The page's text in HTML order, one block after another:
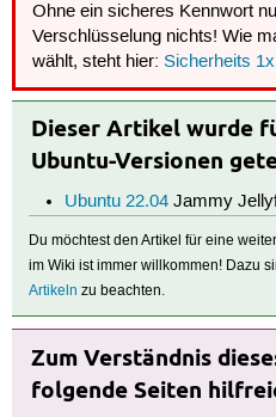
Ohne ein sicheres Kennwort
Verschlüsselung nichts! Wie
wählt, steht hier:Sicherheits
Dieser Artikel wurde
Ubuntu-Versionen
Ubuntu 22.04Jammy
Du möchtest den Artikel für eine
im Wiki ist immer willkommen! Dazu
Artikeln zu beachten.
Zum Verständnis
folgende Seiten